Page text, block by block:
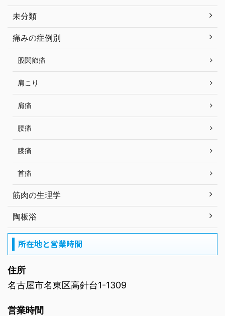
未分類
痛みの症例別
股関節痛
肩こり
肩痛
腰痛
膝痛
首痛
筋肉の生理学
陶板浴
所在地と営業時間
住所
名古屋市名東区高針台1-1309
営業時間